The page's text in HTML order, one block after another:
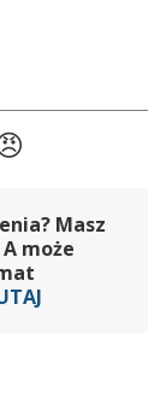
Masz
może